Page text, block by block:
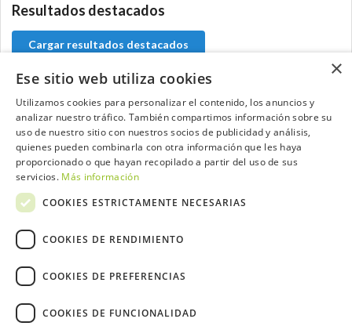
Resultados destacados
Cargar resultados destacados
Contacta con el equipo de NextCaddy
Opina Contacta
×
Ese sitio web utiliza cookies
Utilizamos cookies para personalizar el contenido, los anuncios y
analizar nuestro tráfico. También compartimos información sobre su
uso de nuestro sitio con nuestros socios de publicidad y análisis,
quienes pueden combinarla con otra información que les haya
proporcionado o que hayan recopilado a partir del uso de sus
servicios. Más información
COOKIES ESTRICTAMENTE NECESARIAS
COOKIES DE RENDIMIENTO
COOKIES DE PREFERENCIAS
COOKIES DE FUNCIONALIDAD